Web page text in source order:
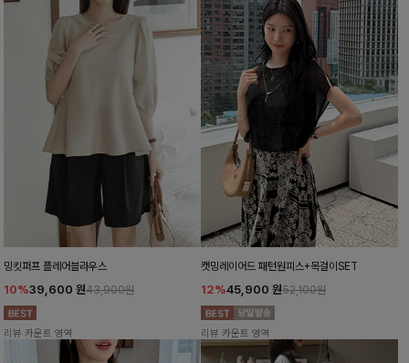
밍킷퍼프 플레어블라우스
10%39,600 원43,900원
리뷰 카운트 영역
캣밍레이어드 패턴원피스+목걸이SET
12%45,900 원52,100원
리뷰 카운트 영역